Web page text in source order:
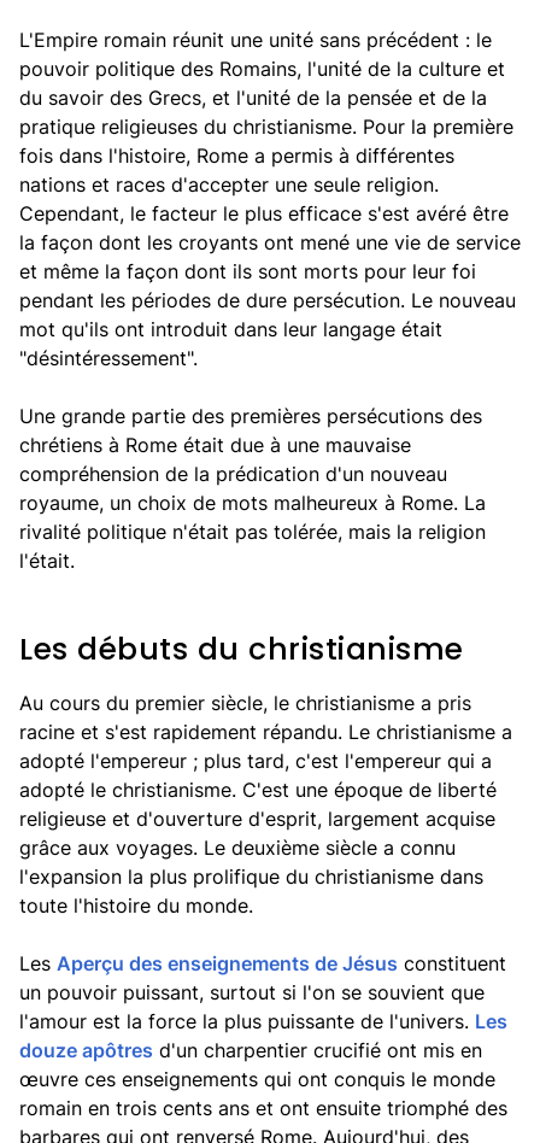
L'Empire romain réunit une unité sans précédent : le
pouvoir politique des Romains, l'unité de la culture et
du savoir des Grecs, et l'unité de la pensée et de la
pratique religieuses du christianisme. Pour la première
fois dans l'histoire, Rome a permis à différentes
nations et races d'accepter une seule religion.
Cependant, le facteur le plus efficace s'est avéré être
la façon dont les croyants ont mené une vie de service
et même la façon dont ils sont morts pour leur foi
pendant les périodes de dure persécution. Le nouveau
mot qu'ils ont introduit dans leur langage était
"désintéressement".
Une grande partie des premières persécutions des
chrétiens à Rome était due à une mauvaise
compréhension de la prédication d'un nouveau
royaume, un choix de mots malheureux à Rome. La
rivalité politique n'était pas tolérée, mais la religion
l'était.
Les débuts du christianisme
Au cours du premier siècle, le christianisme a pris
racine et s'est rapidement répandu. Le christianisme a
adopté l'empereur ; plus tard, c'est l'empereur qui a
adopté le christianisme. C'est une époque de liberté
religieuse et d'ouverture d'esprit, largement acquise
grâce aux voyages. Le deuxième siècle a connu
l'expansion la plus prolifique du christianisme dans
toute l'histoire du monde.
Les Aperçu des enseignements de Jésus constituent
un pouvoir puissant, surtout si l'on se souvient que
l'amour est la force la plus puissante de l'univers. Les
douze apôtres d'un charpentier crucifié ont mis en
œuvre ces enseignements qui ont conquis le monde
romain en trois cents ans et ont ensuite triomphé des
barbares qui ont renversé Rome. Aujourd'hui, des